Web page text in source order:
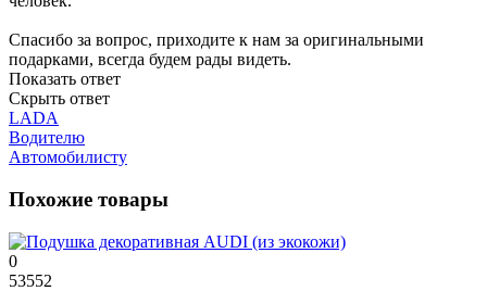
Спасибо за вопрос, приходите к нам за оригинальными
подарками, всегда будем рады видеть.
Показать ответ
Скрыть ответ
LADA
Водителю
Автомобилисту
Похожие товары
0
53552